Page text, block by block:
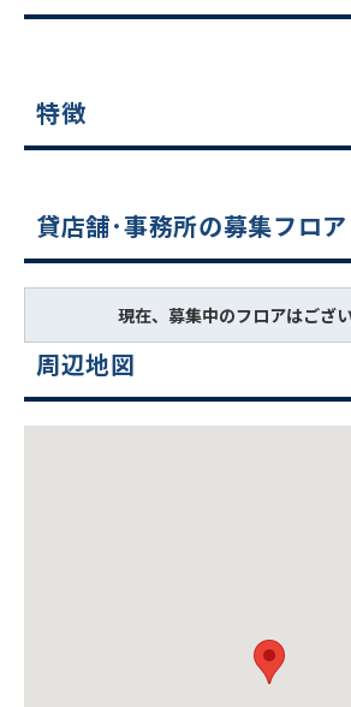
特徴
貸店舗･事務所の募集フロア
現在、募集中のフロアはござい
周辺地図